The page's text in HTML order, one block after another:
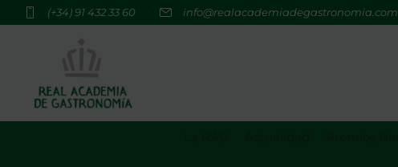
(+34) 91 432 33 60 info@realacademiadegastronomia.com